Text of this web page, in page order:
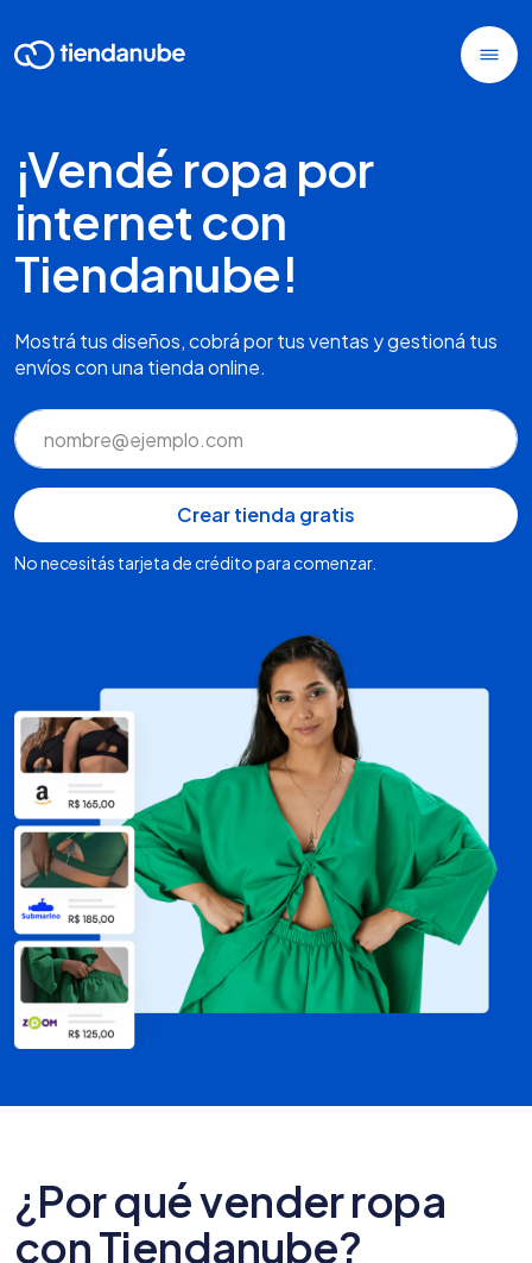
¡Vendé ropa por
internet con
Tiendanube!
Mostrá tus diseños, cobrá por tus ventas y gestioná tus
envíos con una tienda online.
No necesitás tarjeta de crédito para comenzar.
¿Por qué vender ropa
con Tiendanube?